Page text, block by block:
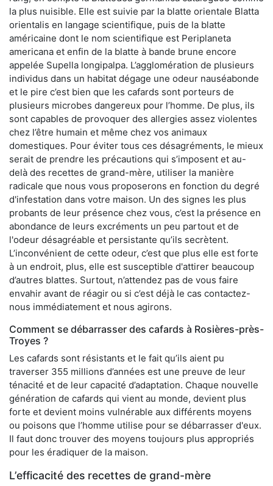
la plus nuisible. Elle est suivie par la blatte orientale Blatta
orientalis en langage scientifique, puis de la blatte
américaine dont le nom scientifique est Periplaneta
americana et enfin de la blatte à bande brune encore
appelée Supella longipalpa. L’agglomération de plusieurs
individus dans un habitat dégage une odeur nauséabonde
et le pire c’est bien que les cafards sont porteurs de
plusieurs microbes dangereux pour l’homme. De plus, ils
sont capables de provoquer des allergies assez violentes
chez l’être humain et même chez vos animaux
domestiques. Pour éviter tous ces désagréments, le mieux
serait de prendre les précautions qui s’imposent et au-
delà des recettes de grand-mère, utiliser la manière
radicale que nous vous proposerons en fonction du degré
d'infestation dans votre maison. Un des signes les plus
probants de leur présence chez vous, c’est la présence en
abondance de leurs excréments un peu partout et de
l'odeur désagréable et persistante qu’ils secrètent.
L’inconvénient de cette odeur, c’est que plus elle est forte
à un endroit, plus, elle est susceptible d'attirer beaucoup
d’autres blattes. Surtout, n’attendez pas de vous faire
envahir avant de réagir ou si c’est déjà le cas contactez-
nous immédiatement et nous agirons.
Comment se débarrasser des cafards à Rosières-près-
Troyes ?
Les cafards sont résistants et le fait qu’ils aient pu
traverser 355 millions d’années est une preuve de leur
ténacité et de leur capacité d’adaptation. Chaque nouvelle
génération de cafards qui vient au monde, devient plus
forte et devient moins vulnérable aux différents moyens
ou poisons que l’homme utilise pour se débarrasser d'eux.
Il faut donc trouver des moyens toujours plus appropriés
pour les éradiquer de la maison.
L’efficacité des recettes de grand-mère